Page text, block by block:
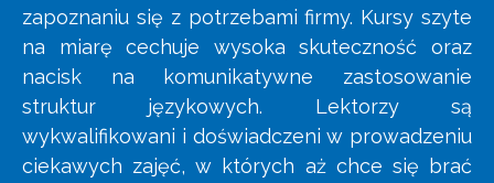
zapoznaniu się z potrzebami firmy. Kursy szyte
na miarę cechuje wysoka skuteczność oraz
nacisk na komunikatywne zastosowanie
struktur językowych. Lektorzy są
wykwalifikowani i doświadczeni w prowadzeniu
ciekawych zajęć, w których aż chce się brać